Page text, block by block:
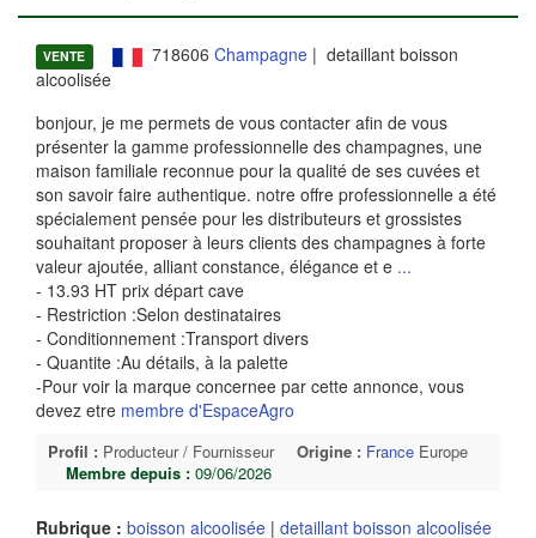
VENTE 718606 Champagne| detaillant boisson
alcoolisée
bonjour, je me permets de vous contacter afin de vous
présenter la gamme professionnelle des champagnes, une
maison familiale reconnue pour la qualité de ses cuvées et
son savoir faire authentique. notre offre professionnelle a été
spécialement pensée pour les distributeurs et grossistes
souhaitant proposer à leurs clients des champagnes à forte
valeur ajoutée, alliant constance, élégance et e ...
- 13.93 HT prix départ cave
- Restriction :Selon destinataires
- Conditionnement :Transport divers
- Quantite :Au détails, à la palette
-Pour voir la marque concernee par cette annonce, vous
devez etre membre d'EspaceAgro
Profil : Producteur / Fournisseur Origine : France Europe
Membre depuis : 09/06/2026
Rubrique : boisson alcoolisée | detaillant boisson alcoolisée